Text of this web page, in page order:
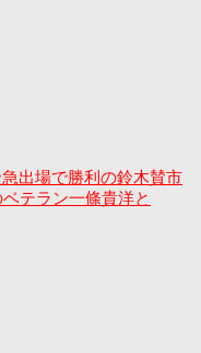
出場で勝利の鈴木賛市
テラン一條貴洋と